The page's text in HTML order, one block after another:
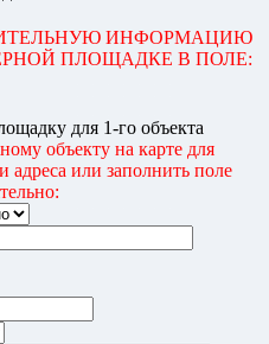
ИНФОРМАЦИЮ
ПЛОЩАДКЕ В ПОЛЕ:
для 1-го объекта
объекту на карте для
адреса или заполнить поле